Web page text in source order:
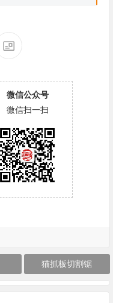
微信公众号
微信扫一扫
猫抓板切割锯